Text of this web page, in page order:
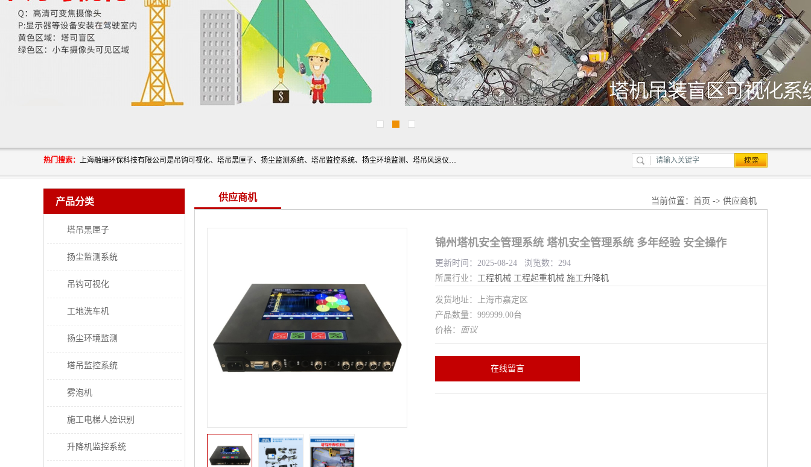
热门搜索： 上海融瑞环保科技有限公司是吊钩可视化、塔吊黑匣子、扬尘监测系统、塔吊监控系统、扬尘环境监测、塔吊风速仪、楼层呼叫器、主令控制器、人脸识别、风速仪等一系列环保设备的研发生产销售为一体的专业化公司。
产品分类
塔吊黑匣子
扬尘监测系统
吊钩可视化
工地洗车机
扬尘环境监测
塔吊监控系统
雾泡机
施工电梯人脸识别
升降机监控系统
供应商机 当前位置： 首页 -> 供应商机
锦州塔机安全管理系统 塔机安全管理系统 多年经验 安全操作
更新时间：2025-08-24 浏览数：294
所属行业： 工程机械 工程起重机械 施工升降机
发货地址：上海市嘉定区
产品数量：999999.00台
价格： 面议
在线留言